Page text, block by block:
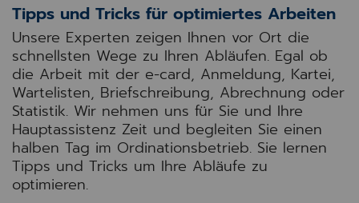
Tipps und Tricks für optimiertes Arbeiten
Unsere Experten zeigen Ihnen vor Ort die
schnellsten Wege zu Ihren Abläufen. Egal ob
die Arbeit mit der e-card, Anmeldung, Kartei,
Wartelisten, Briefschreibung, Abrechnung oder
Statistik. Wir nehmen uns für Sie und Ihre
Hauptassistenz Zeit und begleiten Sie einen
halben Tag im Ordinationsbetrieb. Sie lernen
Tipps und Tricks um Ihre Abläufe zu
optimieren.